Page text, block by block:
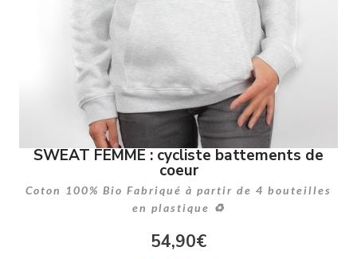
SWEAT FEMME : cycliste battements de
coeur
Coton 100% Bio Fabriqué à partir de 4 bouteilles
en plastique ♻
54,90€